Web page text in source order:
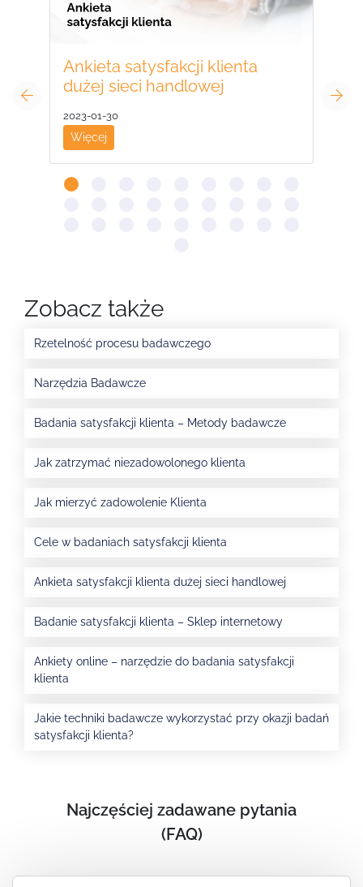
Ankieta satysfakcji klienta
dużej sieci handlowej
2023-01-30
Więcej
Zobacz także
Rzetelność procesu badawczego
Narzędzia Badawcze
Badania satysfakcji klienta – Metody badawcze
Jak zatrzymać niezadowolonego klienta
Jak mierzyć zadowolenie Klienta
Cele w badaniach satysfakcji klienta
Ankieta satysfakcji klienta dużej sieci handlowej
Badanie satysfakcji klienta – Sklep internetowy
Ankiety online – narzędzie do badania satysfakcji
klienta
Jakie techniki badawcze wykorzystać przy okazji badań
satysfakcji klienta?
Najczęściej zadawane pytania
(FAQ)